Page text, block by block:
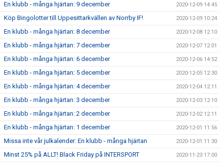
En klubb - många hjärtan: 9 december 2020-12-09 14:45
Köp Bingolotter till Uppesittarkvällen av Norrby IF! 2020-12-09 10:24
En klubb - många hjärtan: 8 december 2020-12-08 12:10
En klubb - många hjärtan: 7 december 2020-12-07 12:01
En klubb - många hjärtan: 6 december 2020-12-06 14:52
En klubb - många hjärtan: 5 december 2020-12-05 12:30
En klubb - många hjärtan: 4 december 2020-12-04 12:11
En klubb - många hjärtan: 3 december 2020-12-03 12:10
En klubb - många hjärtan: 2 december 2020-12-02 12:11
En klubb - många hjärtan: 1 december 2020-12-01 11:56
Missa inte vår julkalender: En klubb - många hjärtan 2020-12-01 11:30
Minst 25% på ALLT! Black Friday på INTERSPORT 2020-11-23 17:00